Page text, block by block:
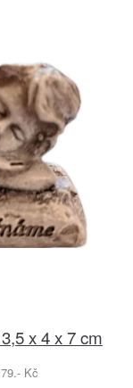
x 4 x 7 cm
Kč